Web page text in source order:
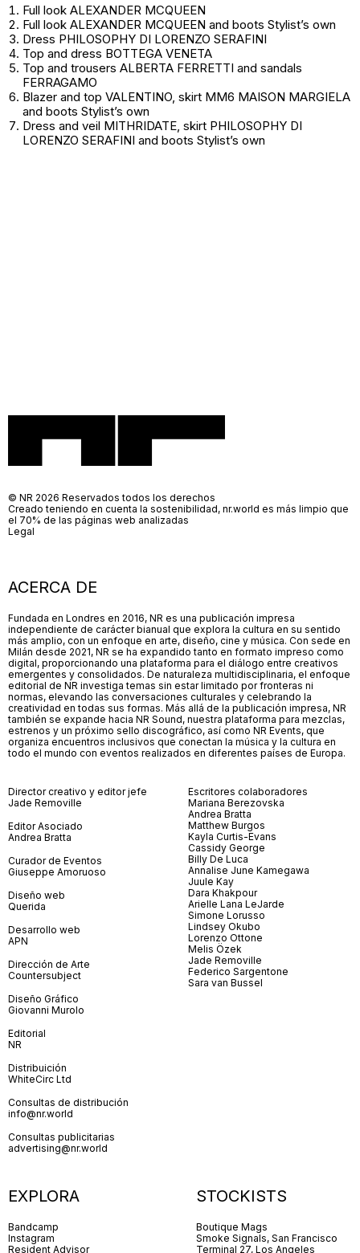
Full look ALEXANDER MCQUEEN
Full look ALEXANDER MCQUEEN and boots Stylist’s own
Dress PHILOSOPHY DI LORENZO SERAFINI
Top and dress BOTTEGA VENETA
Top and trousers ALBERTA FERRETTI and sandals
FERRAGAMO
Blazer and top VALENTINO, skirt MM6 MAISON MARGIELA
and boots Stylist’s own
Dress and veil MITHRIDATE, skirt PHILOSOPHY DI
LORENZO SERAFINI and boots Stylist’s own
ACERCA DE
Fundada en Londres en 2016, NR es una publicación impresa
independiente de carácter bianual que explora la cultura en su sentido
más amplio, con un enfoque en arte, diseño, cine y música. Con sede en
Milán desde 2021, NR se ha expandido tanto en formato impreso como
digital, proporcionando una plataforma para el diálogo entre creativos
emergentes y consolidados. De naturaleza multidisciplinaria, el enfoque
editorial de NR investiga temas sin estar limitado por fronteras ni
normas, elevando las conversaciones culturales y celebrando la
creatividad en todas sus formas. Más allá de la publicación impresa, NR
también se expande hacia NR Sound, nuestra plataforma para mezclas,
estrenos y un próximo sello discográfico, así como NR Events, que
organiza encuentros inclusivos que conectan la música y la cultura en
todo el mundo con eventos realizados en diferentes países de Europa.
Director creativo y editor jefe
Jade Removille
Editor Asociado
Andrea Bratta
Curador de Eventos
Giuseppe Amoruoso
Diseño web
Querida
Desarrollo web
APN
Dirección de Arte
Countersubject
Diseño Gráfico
Giovanni Murolo
Editorial
NR
Distribuición
WhiteCirc Ltd
Consultas de distribución
info@nr.world
Consultas publicitarias
advertising@nr.world
Escritores colaboradores
Mariana Berezovska
Andrea Bratta
Matthew Burgos
Kayla Curtis-Evans
Cassidy George
Billy De Luca
Annalise June Kamegawa
Juule Kay
Dara Khakpour
Arielle Lana LeJarde
Simone Lorusso
Lindsey Okubo
Lorenzo Ottone
Melis Özek
Jade Removille
Federico Sargentone
Sara van Bussel
EXPLORA
Bandcamp
Instagram
Resident Advisor
STOCKISTS
Boutique Mags
Smoke Signals, San Francisco
Terminal 27, Los Angeles
© NR 2026 Reservados todos los derechos
Creado teniendo en cuenta la sostenibilidad, nr.world es más limpio que
el 70% de las páginas web analizadas
Legal